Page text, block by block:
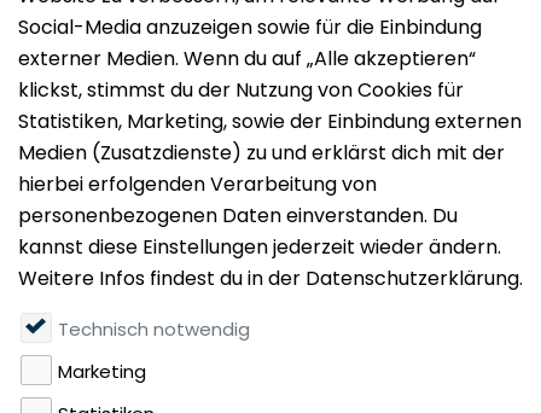
Impressum
Datenschutz
Nutzungsbedingungen
Mieten
Vermieten
Über uns
Presse
Geldwäschegesetz